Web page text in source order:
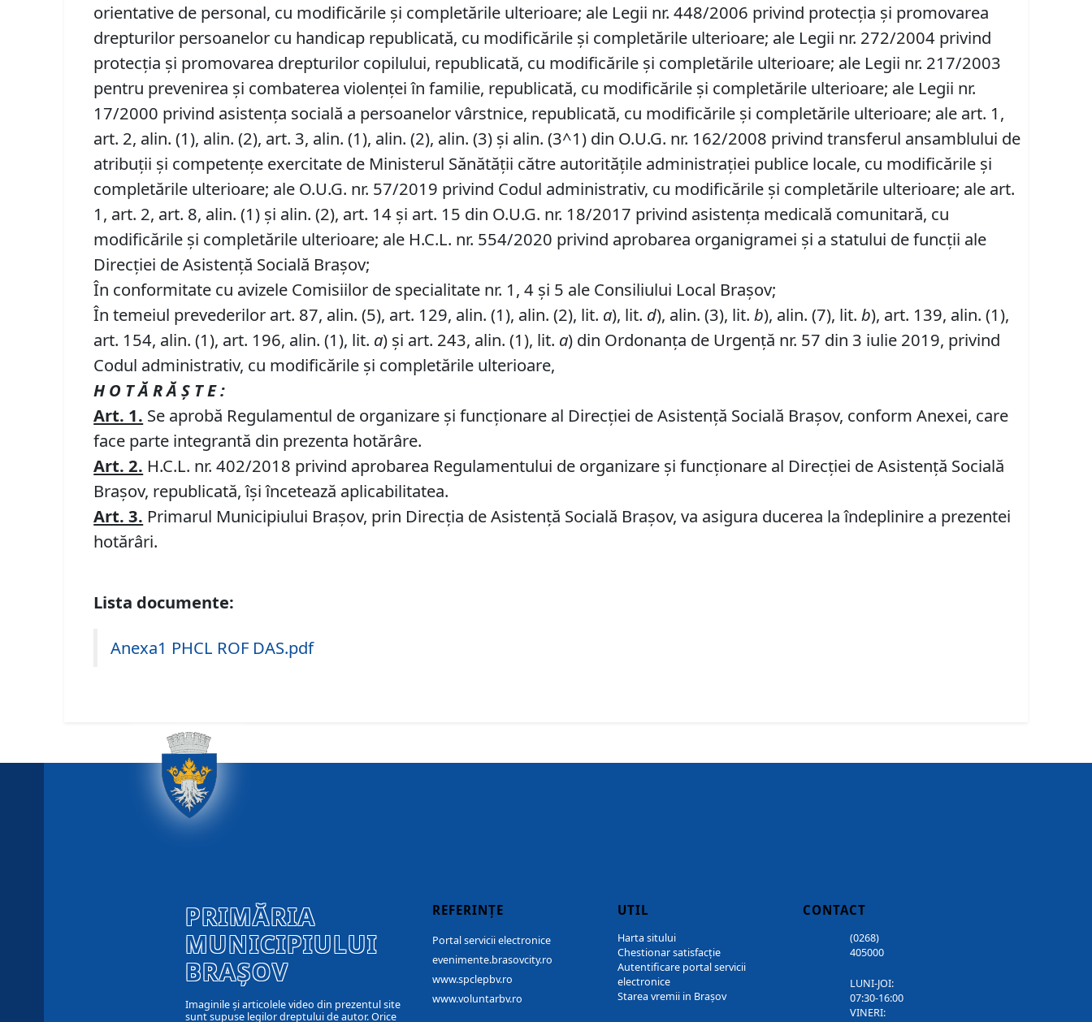
orientative de personal, cu modificările și completările ulterioare; ale Legii nr. 448/2006 privind protecţia şi promovarea
drepturilor persoanelor cu handicap republicată, cu modificările și completările ulterioare; ale Legii nr. 272/2004 privind
protecţia şi promovarea drepturilor copilului, republicată, cu modificările și completările ulterioare; ale Legii nr. 217/2003
pentru prevenirea şi combaterea violenţei în familie, republicată, cu modificările şi completările ulterioare; ale Legii nr.
17/2000 privind asistenţa socială a persoanelor vârstnice, republicată, cu modificările şi completările ulterioare; ale art. 1,
art. 2, alin. (1), alin. (2), art. 3, alin. (1), alin. (2), alin. (3) și alin. (3^1) din O.U.G. nr. 162/2008 privind transferul ansamblului de
atribuţii şi competenţe exercitate de Ministerul Sănătăţii către autorităţile administraţiei publice locale, cu modificările și
completările ulterioare; ale O.U.G. nr. 57/2019 privind Codul administrativ, cu modificările și completările ulterioare; ale art.
1, art. 2, art. 8, alin. (1) și alin. (2), art. 14 și art. 15 din O.U.G. nr. 18/2017 privind asistenţa medicală comunitară, cu
modificările și completările ulterioare; ale H.C.L. nr. 554/2020 privind aprobarea organigramei și a statului de funcții ale
Direcției de Asistență Socială Brașov;
În conformitate cu avizele Comisiilor de specialitate nr. 1, 4 și 5 ale Consiliului Local Brașov;
În temeiul prevederilor art. 87, alin. (5), art. 129, alin. (1), alin. (2), lit. a), lit. d), alin. (3), lit.b), alin. (7), lit.b), art. 139, alin. (1),
art. 154, alin. (1), art. 196, alin. (1), lit. a) și art. 243, alin. (1), lit. a) din Ordonanța de Urgență nr. 57 din 3 iulie 2019, privind
Codul administrativ, cu modificările și completările ulterioare,
H O T Ă R Ă Ş T E :
Art. 1. Se aprobă Regulamentul de organizare şi funcţionare al Direcţiei de Asistenţă Socială Braşov, conform Anexei, care
face parte integrantă din prezenta hotărâre.
Art. 2. H.C.L. nr. 402/2018 privind aprobarea Regulamentului de organizare şi funcţionare al Direcţiei de Asistenţă Socială
Braşov, republicată, își încetează aplicabilitatea.
Art. 3. Primarul Municipiului Braşov, prin Direcția de Asistenţă Socială Braşov, va asigura ducerea la îndeplinire a prezentei
hotărâri.
Lista documente:
Anexa1 PHCL ROF DAS.pdf
PRIMĂRIA
MUNICIPIULUI
BRAȘOV
Imaginile și articolele video din prezentul site
sunt supuse legilor dreptului de autor. Orice
REFERINȚE
Portal servicii electronice
evenimente.brasovcity.ro
www.spclepbv.ro
www.voluntarbv.ro
UTIL
Harta sitului
Chestionar satisfacție
Autentificare portal servicii
electronice
Starea vremii in Brașov
CONTACT
(0268)
405000
LUNI-JOI:
07:30-16:00
VINERI: